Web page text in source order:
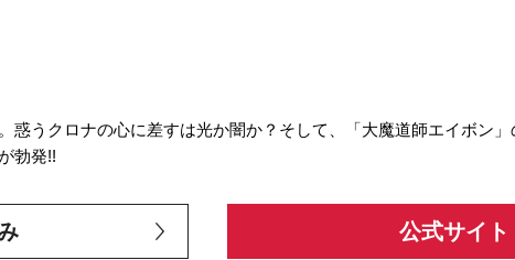
うクロナの心に差すは光か闇か？そして、「大魔道師エイボン」
勃発!!
公式サイト